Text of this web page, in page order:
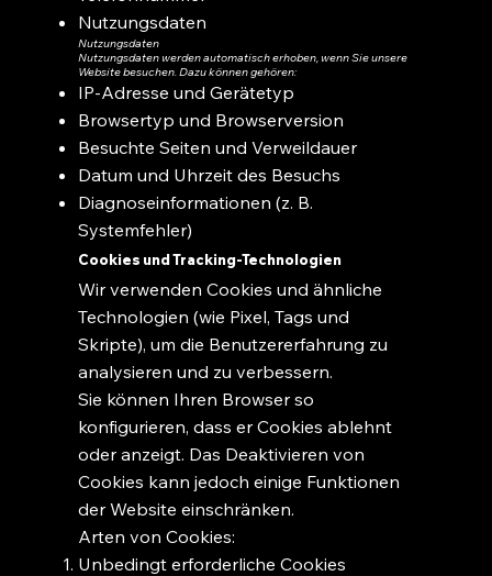
Nutzungsdaten
Nutzungsdaten
Nutzungsdaten werden automatisch erhoben, wenn Sie unsere
Website besuchen. Dazu können gehören:
IP-Adresse und Gerätetyp
Browsertyp und Browserversion
Besuchte Seiten und Verweildauer
Datum und Uhrzeit des Besuchs
Diagnoseinformationen (z. B.
Systemfehler)
Cookies und Tracking-Technologien
Wir verwenden Cookies und ähnliche
Technologien (wie Pixel, Tags und
Skripte), um die Benutzererfahrung zu
analysieren und zu verbessern.
Sie können Ihren Browser so
konfigurieren, dass er Cookies ablehnt
oder anzeigt. Das Deaktivieren von
Cookies kann jedoch einige Funktionen
der Website einschränken.
Arten von Cookies:
Unbedingt erforderliche Cookies